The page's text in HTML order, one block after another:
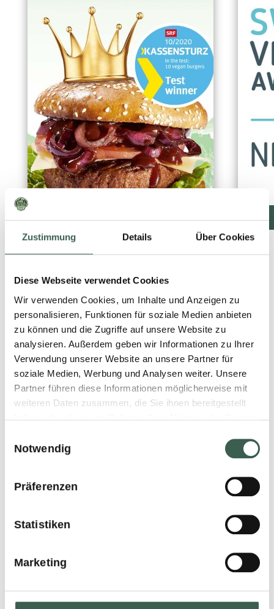
Zustimmung Details Über Cookies
Diese Webseite verwendet Cookies
Wir verwenden Cookies, um Inhalte und Anzeigen zu
personalisieren, Funktionen für soziale Medien anbieten
zu können und die Zugriffe auf unsere Website zu
analysieren. Außerdem geben wir Informationen zu Ihrer
Verwendung unserer Website an unsere Partner für
soziale Medien, Werbung und Analysen weiter. Unsere
Partner führen diese Informationen möglicherweise mit
weiteren Daten zusammen, die Sie ihnen bereitgestellt
Notwendig
Präferenzen
Statistiken
Marketing
READ MORE
PRODUCT NEWS
READ MORE